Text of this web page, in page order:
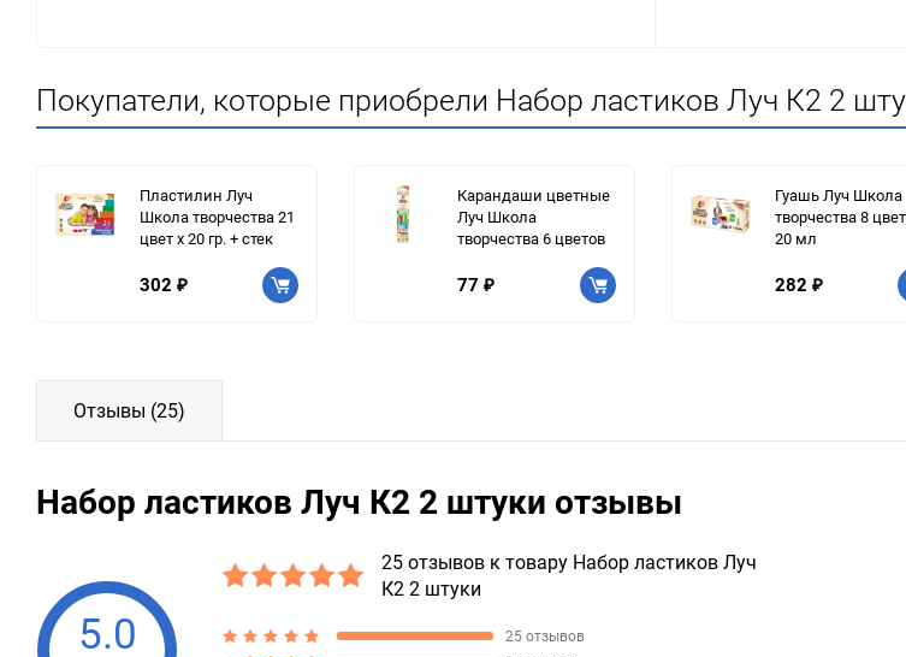
Покупатели, которые приобрели Набор ластиков Луч К2 2
Пластилин Луч
Школа творчества 21
цвет х 20 гр. + стек
302 ₽
Карандаши цветные
Луч Школа
творчества 6 цветов
77 ₽
Гуашь Луч Школа
творчества 8
20 мл
282 ₽
Отзывы (25)
Набор ластиков Луч К2 2 штуки отзывы
5.0
25 отзывов к товару Набор ластиков Луч
К2 2 штуки
25 отзывов